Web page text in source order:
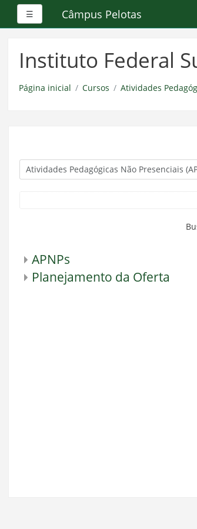
principal
☰ Painel lateralCâmpus Pelotas
Instituto Federal
Página inicial Cursos Atividades
APNPs
Planejamento da Oferta